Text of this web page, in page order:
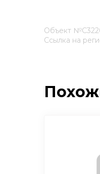
Объект
Ссылка на